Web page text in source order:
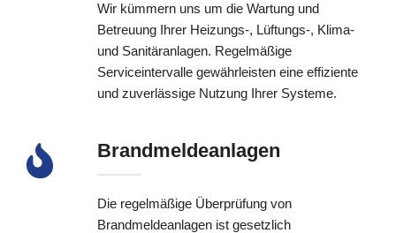
Wir kümmern uns um die Wartung und
Betreuung Ihrer Heizungs-, Lüftungs-, Klima-
und Sanitäranlagen. Regelmäßige
Serviceintervalle gewährleisten eine effiziente
und zuverlässige Nutzung Ihrer Systeme.
Brandmeldeanlagen
Die regelmäßige Überprüfung von
Brandmeldeanlagen ist gesetzlich